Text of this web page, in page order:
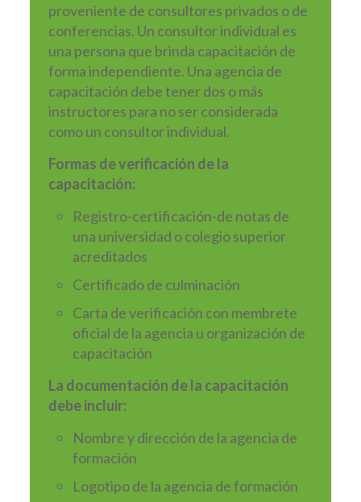
proveniente de consultores privados o de
conferencias. Un consultor individual es
una persona que brinda capacitación de
forma independiente. Una agencia de
capacitación debe tener dos o más
instructores para no ser considerada
como un consultor individual.
Formas de verificación de la
capacitación:
Registro-certificación-de notas de
una universidad o colegio superior
acreditados
Certificado de culminación
Carta de verificación con membrete
oficial de la agencia u organización de
capacitación
La documentación de la capacitación
debe incluir:
Nombre y dirección de la agencia de
formación
Logotipo de la agencia de formación